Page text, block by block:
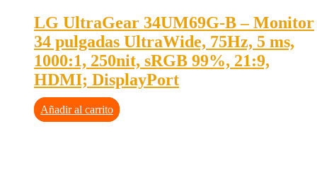
LG UltraGear 34UM69G-B – Monitor
34 pulgadas UltraWide, 75Hz, 5 ms,
1000:1, 250nit, sRGB 99%, 21:9,
HDMI; DisplayPort
Añadir al carrito